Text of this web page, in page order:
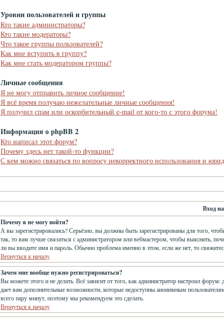
Уровни пользователей и группы
Кто такие администраторы?
Кто такие модераторы?
Что такое группы пользователей?
Как мне вступить в группу?
Как мне стать модератором группы?
Личные сообщения
Я не могу отправить личное сообщение!
Я всё время получаю нежелательные личные сообщения!
Я получил спам или оскорбительный e-mail от кого-то с этого форума!
Информация о phpBB 2
Кто написал этот форум?
Почему здесь нет такой-то функции?
С кем можно связаться по вопросу некорректного использования и
Вход
Почему я не могу войти?
А вы зарегистрировались? Серьёзно, вы должны быть зарегистрированы для того,
так, то вам лучше связаться с администратором или вебмастером, чтобы выяснить,
ли вы вводите имя и пароль. Обычно проблема именно в этом, если же нет, то
Вернуться к началу
Зачем мне вообще нужно регистрироваться?
Вы можете этого и не делать. Всё зависит от того, как администратор настроил
дает вам дополнительные возможности, которые недоступны анонимным
всего пару минут, поэтому мы рекомендуем это сделать.
Вернуться к началу